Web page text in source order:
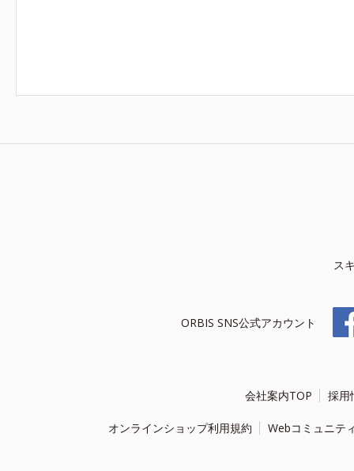
ス
ORBIS SNS公式アカウント
会社案内TOP 採用
オンラインショップ利用規約 Webコミュニテ